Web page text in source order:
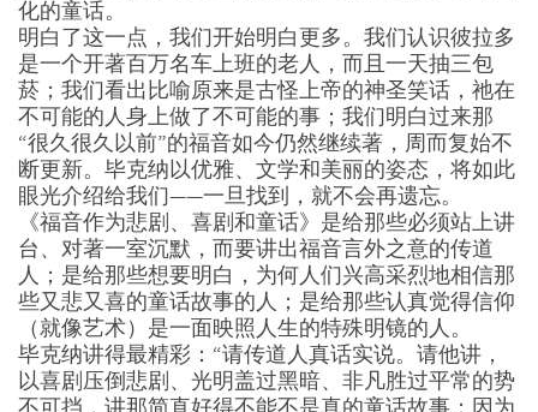
化的童话。
明白了这一点，我们开始明白更多。我们认识彼拉多
是一个开著百万名车上班的老人，而且一天抽三包
菸；我们看出比喻原来是古怪上帝的神圣笑话，祂在
不可能的人身上做了不可能的事；我们明白过来那
“很久很久以前”的福音如今仍然继续著，周而复始不
断更新。毕克纳以优雅、文学和美丽的姿态，将如此
眼光介绍给我们——一旦找到，就不会再遗忘。
《福音作为悲剧、喜剧和童话》是给那些必须站上讲
台、对著一室沉默，而要讲出福音言外之意的传道
人；是给那些想要明白，为何人们兴高采烈地相信那
些又悲又喜的童话故事的人；是给那些认真觉得信仰
（就像艺术）是一面映照人生的特殊明镜的人。
毕克纳讲得最精彩：“请传道人真话实说。请他讲，
以喜剧压倒悲剧、光明盖过黑暗、非凡胜过平常的势